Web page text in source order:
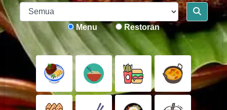
Menu Restoran